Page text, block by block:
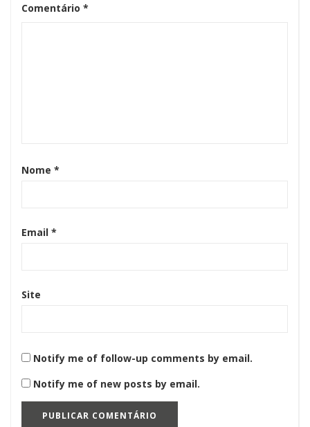
Comentário *
Nome *
Email *
Site
Notify me of follow-up comments by email.
Notify me of new posts by email.